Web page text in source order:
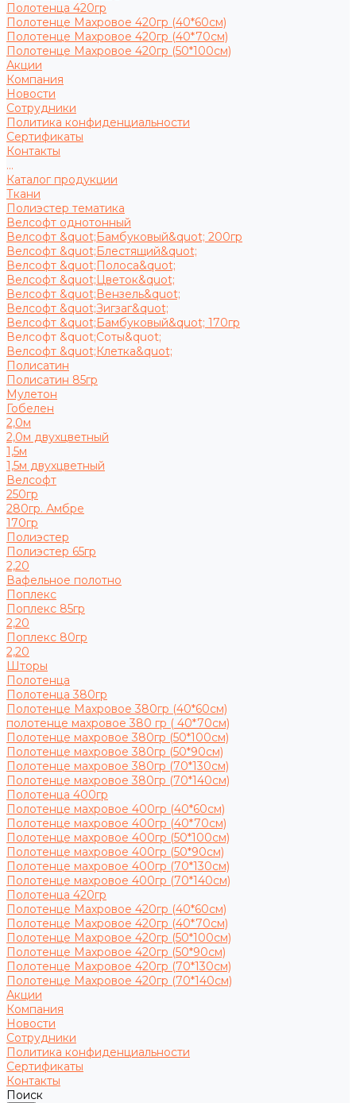
Полотенца 420гр
Полотенце Махровое 420гр (40*60см)
Полотенце Махровое 420гр (40*70см)
Полотенце Махровое 420гр (50*100см)
Акции
Компания
Новости
Сотрудники
Политика конфиденциальности
Сертификаты
Контакты
...
Каталог продукции
Ткани
Полиэстер тематика
Велсофт однотонный
Велсофт &quot;Бамбуковый&quot; 200гр
Велсофт &quot;Блестящий&quot;
Велсофт &quot;Полоса&quot;
Велсофт &quot;Цветок&quot;
Велсофт &quot;Вензель&quot;
Велсофт &quot;Зигзаг&quot;
Велсофт &quot;Бамбуковый&quot; 170гр
Велсофт &quot;Соты&quot;
Велсофт &quot;Клетка&quot;
Полисатин
Полисатин 85гр
Мулетон
Гобелен
2,0м
2,0м двухцветный
1,5м
1,5м двухцветный
Велсофт
250гр
280гр. Амбре
170гр
Полиэстер
Полиэстер 65гр
2,20
Вафельное полотно
Поплекс
Поплекс 85гр
2,20
Поплекс 80гр
2,20
Шторы
Полотенца
Полотенца 380гр
Полотенце Махровое 380гр (40*60см)
полотенце махровое 380 гр ( 40*70см)
Полотенце махровое 380гр (50*100см)
Полотенце махровое 380гр (50*90см)
Полотенце махровое 380гр (70*130см)
Полотенце махровое 380гр (70*140см)
Полотенца 400гр
Полотенце махровое 400гр (40*60см)
Полотенце махровое 400гр (40*70см)
Полотенце махровое 400гр (50*100см)
Полотенце махровое 400гр (50*90см)
Полотенце махровое 400гр (70*130см)
Полотенце махровое 400гр (70*140см)
Полотенца 420гр
Полотенце Махровое 420гр (40*60см)
Полотенце Махровое 420гр (40*70см)
Полотенце Махровое 420гр (50*100см)
Полотенце Махровое 420гр (50*90см)
Полотенце Махровое 420гр (70*130см)
Полотенце Махровое 420гр (70*140см)
Акции
Компания
Новости
Сотрудники
Политика конфиденциальности
Сертификаты
Контакты
Поиск